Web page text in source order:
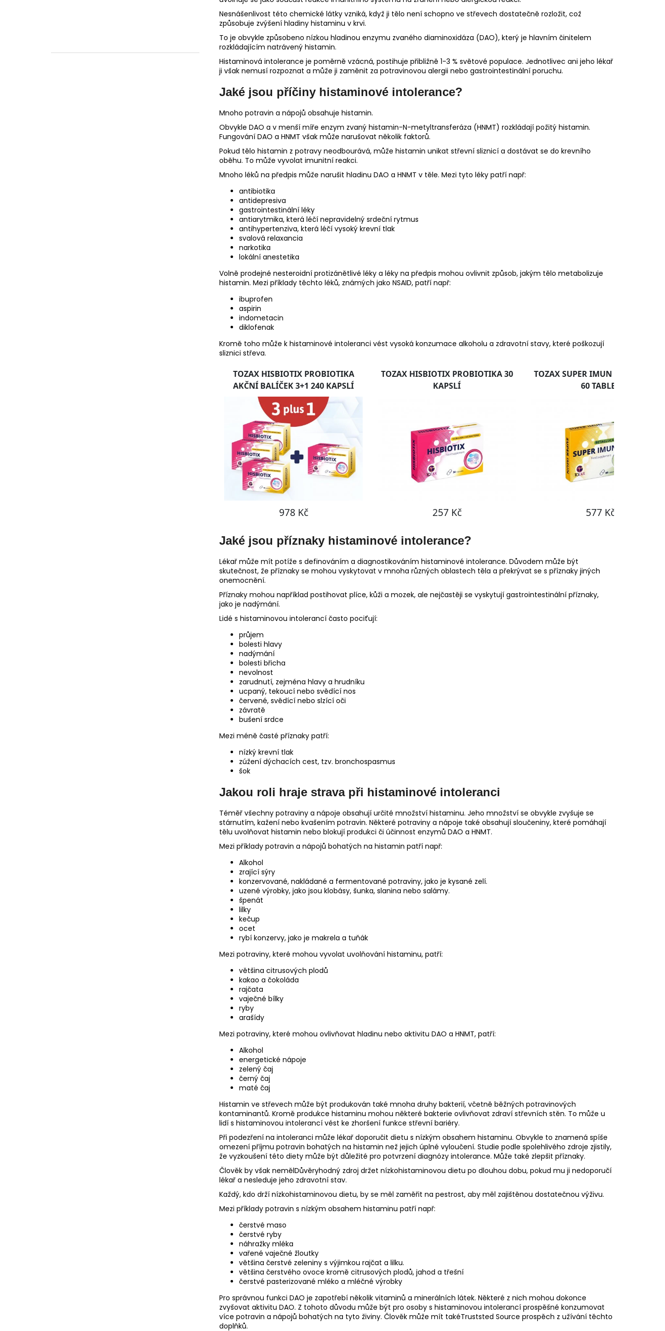
Nesnášenlivost této chemické látky vzniká, když ji tělo není schopno ve střevech dostatečně rozložit, což
způsobuje zvýšení hladiny histaminu v krvi.
To je obvykle způsobeno nízkou hladinou enzymu zvaného diaminoxidáza (DAO), který je hlavním činitelem
rozkládajícím natrávený histamin.
Histaminová intolerance je poměrně vzácná, postihuje přibližně 1-3 % světové populace. Jednotlivec ani jeho lékař
ji však nemusí rozpoznat a může ji zaměnit za potravinovou alergii nebo gastrointestinální poruchu.
Jaké jsou příčiny histaminové intolerance?
Mnoho potravin a nápojů obsahuje histamin.
Obvykle DAO a v menší míře enzym zvaný histamin-N-metyltransferáza (HNMT) rozkládají požitý histamin.
Fungování DAO a HNMT však může narušovat několik faktorů.
Pokud tělo histamin z potravy neodbourává, může histamin unikat střevní sliznicí a dostávat se do krevního
oběhu. To může vyvolat imunitní reakci.
Mnoho léků na předpis může narušit hladinu DAO a HNMT v těle. Mezi tyto léky patří např:
antibiotika
antidepresiva
gastrointestinální léky
antiarytmika, která léčí nepravidelný srdeční rytmus
antihypertenziva, která léčí vysoký krevní tlak
svalová relaxancia
narkotika
lokální anestetika
Volně prodejné nesteroidní protizánětlivé léky a léky na předpis mohou ovlivnit způsob, jakým tělo metabolizuje
histamin. Mezi příklady těchto léků, známých jako NSAID, patří např:
ibuprofen
aspirin
indometacin
diklofenak
Kromě toho může k histaminové intoleranci vést vysoká konzumace alkoholu a zdravotní stavy, které poškozují
sliznici střeva.
Jaké jsou příznaky histaminové intolerance?
Lékař může mít potíže s definováním a diagnostikováním histaminové intolerance. Důvodem může být
skutečnost, že příznaky se mohou vyskytovat v mnoha různých oblastech těla a překrývat se s příznaky jiných
onemocnění.
Příznaky mohou například postihovat plíce, kůži a mozek, ale nejčastěji se vyskytují gastrointestinální příznaky,
jako je nadýmání.
Lidé s histaminovou intolerancí často pociťují:
průjem
bolesti hlavy
nadýmání
bolesti břicha
nevolnost
zarudnutí, zejména hlavy a hrudníku
ucpaný, tekoucí nebo svědící nos
červené, svědící nebo slzící oči
závratě
bušení srdce
Mezi méně časté příznaky patří:
nízký krevní tlak
zúžení dýchacích cest, tzv. bronchospasmus
šok
Jakou roli hraje strava při histaminové intoleranci
Téměř všechny potraviny a nápoje obsahují určité množství histaminu. Jeho množství se obvykle zvyšuje se
stárnutím, kažení nebo kvašením potravin. Některé potraviny a nápoje také obsahují sloučeniny, které pomáhají
tělu uvolňovat histamin nebo blokují produkci či účinnost enzymů DAO a HNMT.
Mezi příklady potravin a nápojů bohatých na histamin patří např:
Alkohol
zrající sýry
konzervované, nakládané a fermentované potraviny, jako je kysané zelí.
uzené výrobky, jako jsou klobásy, šunka, slanina nebo salámy.
špenát
lilky
kečup
ocet
rybí konzervy, jako je makrela a tuňák
Mezi potraviny, které mohou vyvolat uvolňování histaminu, patří:
většina citrusových plodů
kakao a čokoláda
rajčata
vaječné bílky
ryby
arašídy
Mezi potraviny, které mohou ovlivňovat hladinu nebo aktivitu DAO a HNMT, patří:
Alkohol
energetické nápoje
zelený čaj
černý čaj
maté čaj
Histamin ve střevech může být produkován také mnoha druhy bakterií, včetně běžných potravinových
kontaminantů. Kromě produkce histaminu mohou některé bakterie ovlivňovat zdraví střevních stěn. To může u
lidí s histaminovou intolerancí vést ke zhoršení funkce střevní bariéry.
Při podezření na intoleranci může lékař doporučit dietu s nízkým obsahem histaminu. Obvykle to znamená spíše
omezení příjmu potravin bohatých na histamin než jejich úplné vyloučení. Studie podle spolehlivého zdroje zjistily,
že vyzkoušení této diety může být důležité pro potvrzení diagnózy intolerance. Může také zlepšit příznaky.
Člověk by však nemělDůvěryhodný zdroj držet nízkohistaminovou dietu po dlouhou dobu, pokud mu ji nedoporučí
lékař a nesleduje jeho zdravotní stav.
Každý, kdo drží nízkohistaminovou dietu, by se měl zaměřit na pestrost, aby měl zajištěnou dostatečnou výživu.
Mezi příklady potravin s nízkým obsahem histaminu patří např:
čerstvé maso
čerstvé ryby
náhražky mléka
vařené vaječné žloutky
většina čerstvé zeleniny s výjimkou rajčat a lilku.
většina čerstvého ovoce kromě citrusových plodů, jahod a třešní
čerstvé pasterizované mléko a mléčné výrobky
Pro správnou funkci DAO je zapotřebí několik vitaminů a minerálních látek. Některé z nich mohou dokonce
zvyšovat aktivitu DAO. Z tohoto důvodu může být pro osoby s histaminovou intolerancí prospěšné konzumovat
více potravin a nápojů bohatých na tyto živiny. Člověk může mít takéTruststed Source prospěch z užívání těchto
doplňků.